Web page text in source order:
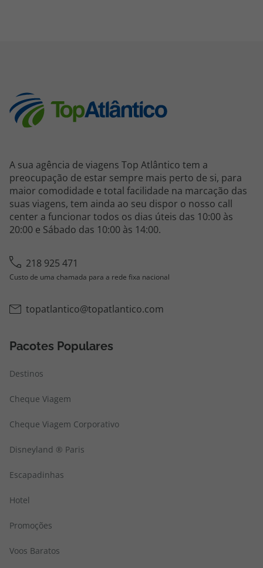
A sua agência de viagens Top Atlântico tem a
preocupação de estar sempre mais perto de si, para
maior comodidade e total facilidade na marcação das
suas viagens, tem ainda ao seu dispor o nosso call
center a funcionar todos os dias úteis das 10:00 às
20:00 e Sábado das 10:00 às 14:00.
218 925 471
Custo de uma chamada para a rede fixa nacional
topatlantico@topatlantico.com
Pacotes Populares
Destinos
Cheque Viagem
Cheque Viagem Corporativo
Disneyland ® Paris
Escapadinhas
Hotel
Promoções
Voos Baratos